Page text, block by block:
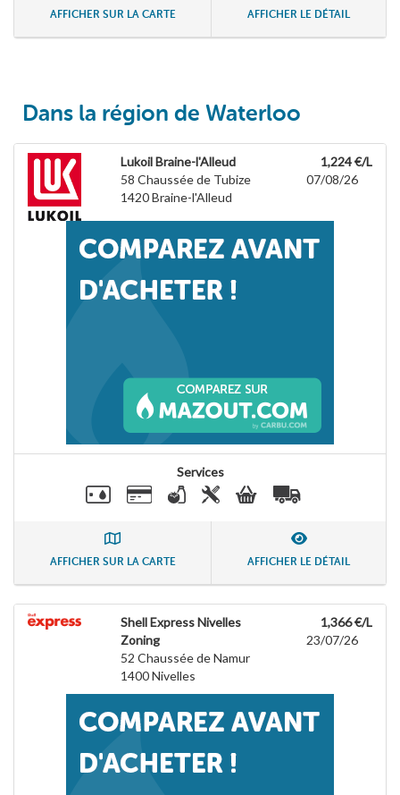
AFFICHER SUR LA CARTE AFFICHER LE DÉTAIL
Dans la région de Waterloo
Lukoil Braine-l'Alleud
58 Chaussée de Tubize
1420Braine-l'Alleud
1,224 €/L
07/08/26
Services
AFFICHER SUR LA CARTE AFFICHER LE DÉTAIL
Shell Express Nivelles
Zoning
52 Chaussée de Namur
1400Nivelles
1,366 €/L
23/07/26